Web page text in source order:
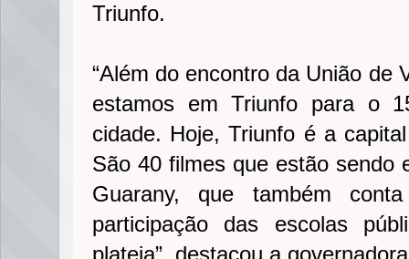
Triunfo.
“Além do encontro da União de
estamos em Triunfo para o
cidade. Hoje, Triunfo é a
São 40 filmes que estão sendo
Guarany, que também
participação das escolas